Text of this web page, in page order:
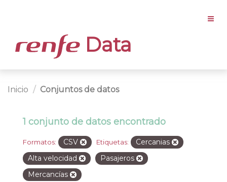
Data
Inicio Conjuntos de datos
1 conjunto de datos encontrado
Formatos: CSV Etiquetas:
Cercanias
Alta velocidad
Pasajeros
Mercancías